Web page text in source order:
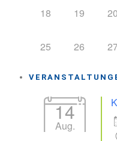
18 19 20
25 26
14
Aug.